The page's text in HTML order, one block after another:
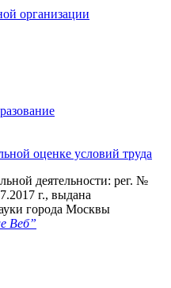
организации
оценке условий труда
деятельности: рег. №
г., выдана
города Москвы
Веб”